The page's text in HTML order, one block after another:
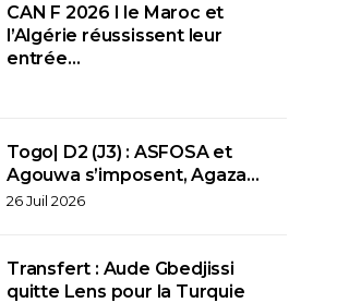
CAN F 2026 I le Maroc et
l’Algérie réussissent leur
entrée…
Togo| D2 (J3) : ASFOSA et
Agouwa s’imposent, Agaza…
26 Juil 2026
Transfert : Aude Gbedjissi
quitte Lens pour la Turquie